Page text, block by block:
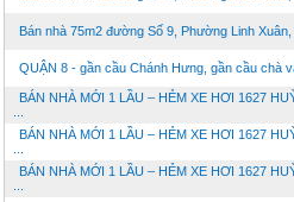
Bán nhà 75m2 đường Số 9, Phường Linh
QUẬN 8 - gần cầu Chánh Hưng, gần cầu chà
BÁN NHÀ MỚI 1 LẦU – HẺM XE HƠI 1627
BÁN NHÀ MỚI 1 LẦU – HẺM XE HƠI 1627
BÁN NHÀ MỚI 1 LẦU – HẺM XE HƠI 1627